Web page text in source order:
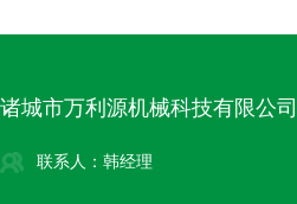
诸城市万利源机械科技有限公司
联系人：韩经理